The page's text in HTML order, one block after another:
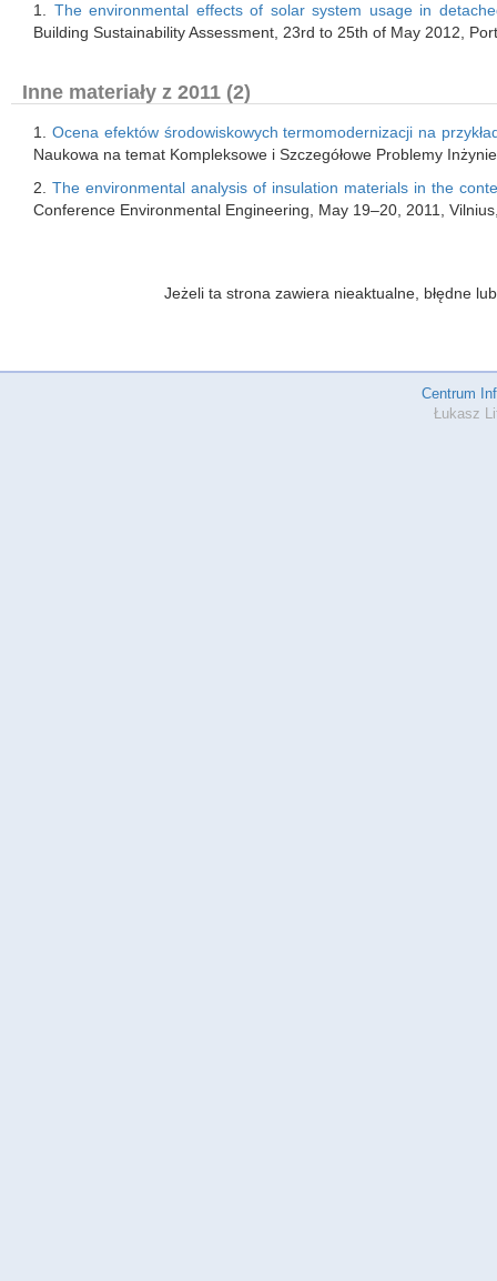
1. The environmental effects of solar system usage in
Building Sustainability Assessment, 23rd to 25th of May 2012,
Inne materiały z 2011 (2)
1. Ocena efektów środowiskowych termomodernizacji na
Naukowa na temat Kompleksowe i Szczegółowe Problemy
2. The environmental analysis of insulation materials in the
Conference Environmental Engineering, May 19–20, 2011,
Jeżeli ta strona zawiera nieaktualne, błędne
Centrum
Łukasz